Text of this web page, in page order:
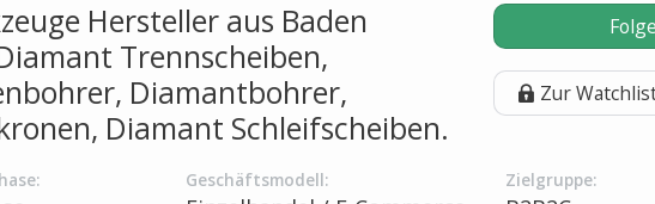
Hersteller aus Baden
Trennscheiben,
Diamantbohrer,
Diamant Schleifscheiben.
Zur
Geschäftsmodell: Zielgruppe: